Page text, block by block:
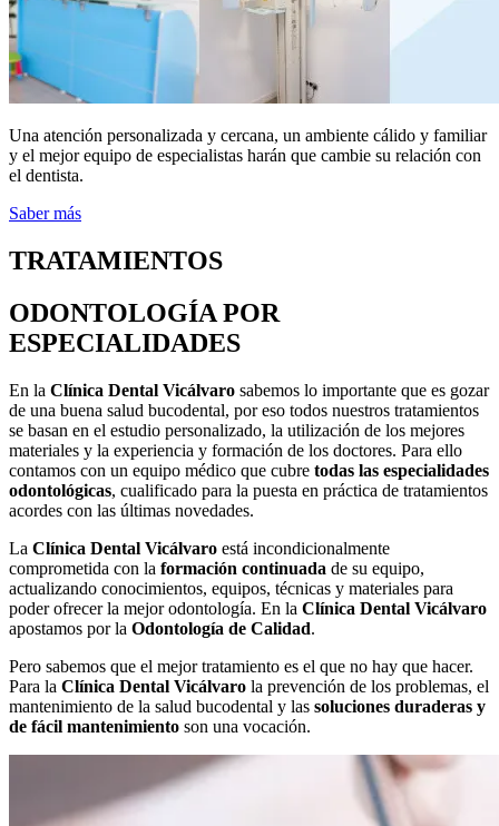
Una atención personalizada y cercana, un ambiente cálido y familiar
y el mejor equipo de especialistas harán que cambie su relación con
el dentista.
Saber más
TRATAMIENTOS
ODONTOLOGÍA POR
ESPECIALIDADES
En la Clínica Dental Vicálvaro sabemos lo importante que es gozar
de una buena salud bucodental, por eso todos nuestros tratamientos
se basan en el estudio personalizado, la utilización de los mejores
materiales y la experiencia y formación de los doctores. Para ello
contamos con un equipo médico que cubre todas las especialidades
odontológicas, cualificado para la puesta en práctica de tratamientos
acordes con las últimas novedades.
La Clínica Dental Vicálvaro está incondicionalmente
comprometida con la formación continuada de su equipo,
actualizando conocimientos, equipos, técnicas y materiales para
poder ofrecer la mejor odontología. En la Clínica Dental Vicálvaro
apostamos por la Odontología de Calidad.
Pero sabemos que el mejor tratamiento es el que no hay que hacer.
Para la Clínica Dental Vicálvaro la prevención de los problemas, el
mantenimiento de la salud bucodental y las soluciones duraderas y
de fácil mantenimiento son una vocación.